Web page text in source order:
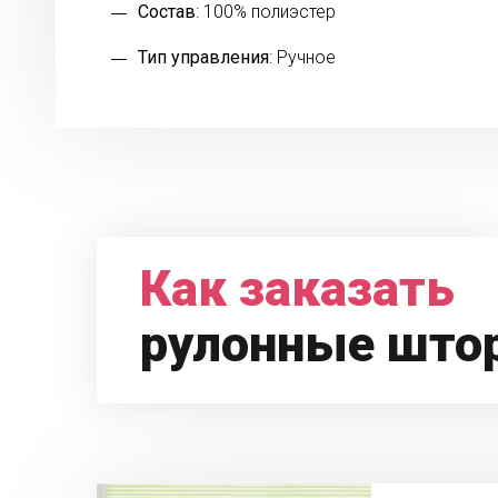
Состав: 100% полиэстер
Тип управления: Ручное
Как заказать
рулонные